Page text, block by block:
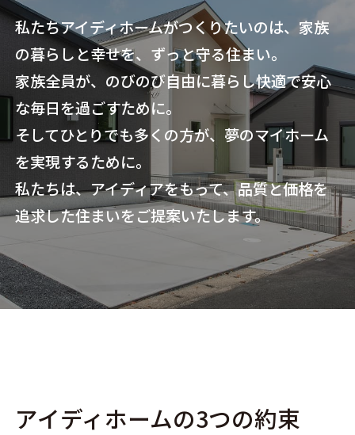
私たちアイディホームがつくりたいのは、家族
の暮らしと幸せを、ずっと守る住まい。
家族全員が、のびのび自由に暮らし快適で安心
な毎日を過ごすために。
そしてひとりでも多くの方が、夢のマイホーム
を実現するために。
私たちは、アイディアをもって、品質と価格を
追求した住まいをご提案いたします。
アイディホームの3つの約束